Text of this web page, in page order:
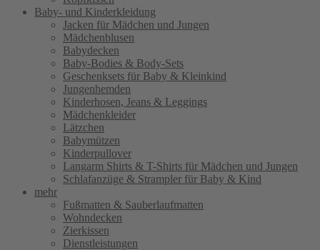
Baby- und Kinderkleidung
Jacken für Mädchen und Jungen
Mädchenblusen
Babydecken
Baby-Bodies & Body-Sets
Geschenksets für Baby & Kleinkind
Jungenhemden
Kinderhosen, Jeans & Leggings
Mädchenkleider
Lätzchen
Babymützen
Kinderpullover
Langarm Shirts & T-Shirts für Mädchen und Jungen
Schlafanzüge & Strampler für Baby & Kind
mehr
Fußmatten & Sauberlaufmatten
Wohndecken
Zierkissen
Dienstleistungen